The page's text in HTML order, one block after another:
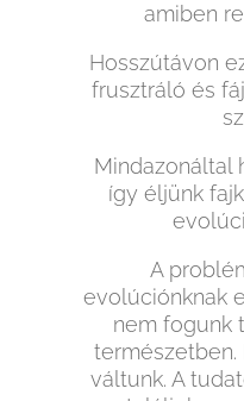
amiben
Hosszútávon
frusztráló és
Mindazonáltal
így éljünk
A
evolúciónknak
nem fogunk
természetben.
váltunk. A